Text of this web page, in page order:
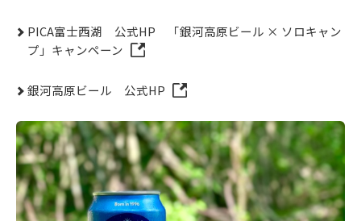
PICA富士西湖 公式HP 「銀河高原ビール × ソロキャン
プ」キャンペーン
銀河高原ビール 公式HP